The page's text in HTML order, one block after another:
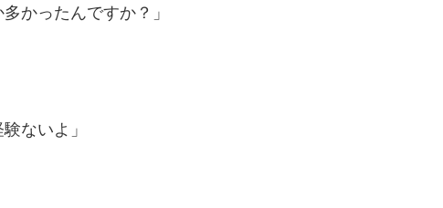
かったんですか？」
ないよ」